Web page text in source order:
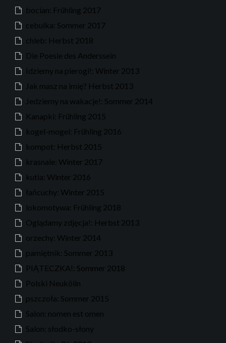
bocian: Frühling 2017
cebulka: Sommer 2017
chleb: Herbst 2018
Die Poesie des Anderssein
Idziemy na pierogi!: Winter 2013
Jak masz na imię? Herbst 2013
Jedziemy na wakacje!: Sommer 2014
Kanapki: Frühling 2015
kogel-mogel: Frühling 2016
kompot: Herbst 2015
krasnale: Winter 2017
kutia: Winter 2016
łańcuchy: Winter 2015
lokomotywa: Frühling 2018
Oglądamy zdjęcja!: Herbst 2013
orzechy: Winter 2014
pamiętnik: Sommer 2013
PIĄTECZKA!: Sommer 2018
Polski Neukölln
pszczoła: Sommer 2015
Salon: nomen est omen
Salon: słodko-słony